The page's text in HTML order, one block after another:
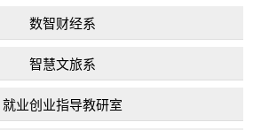
数智财经系
智慧文旅系
就业创业指导教研室